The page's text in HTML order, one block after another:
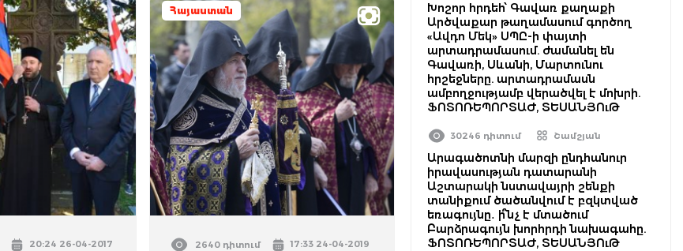
20:24 26-04-2017
Հայաստան
2640 դիտում 17:33 24-04-2019
Խոշոր հրդեհ՝ Գավառ քաղաքի
Արծվաքար թաղամասում գործող
«Ավդո Մեկ» ՍՊԸ-ի փայտի
արտադրամասում. ժամանել են
Գավառի, Սևանի, Մարտունու
հրշեջները. արտադրամասն
ամբողջությամբ վերածվել է մոխրի.
ՖՈՏՈՌԵՊՈՐՏԱԺ, ՏԵՍԱՆՅՈւԹ
30246 դիտում Շամշյան
Արագածոտնի մարզի ընդհանուր
իրավասության դատարանի
Աշտարակի նստավայրի շենքի
տանիքում ծածանվում է բզկտված
եռագույնը․ ի՞նչ է մտածում
Բարձրագույն խորհրդի նախագահը.
ՖՈՏՈՌԵՊՈՐՏԱԺ, ՏԵՍԱՆՅՈւԹ